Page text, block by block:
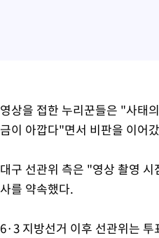
영상을 접한 누리꾼들은 "사태
금이 아깝다"면서 비판을 이어
대구 선관위 측은 "영상 촬영
사를 약속했다.
6·3 지방선거 이후 선관위는